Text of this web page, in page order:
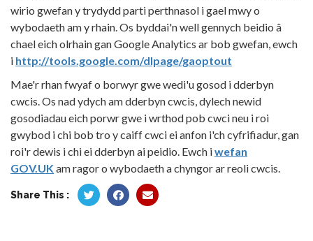
wirio gwefan y trydydd parti perthnasol i gael mwy o
wybodaeth am y rhain. Os byddai'n well gennych beidio â
chael eich olrhain gan Google Analytics ar bob gwefan, ewch
i http://tools.google.com/dlpage/gaoptout
Mae'r rhan fwyaf o borwyr gwe wedi'u gosod i dderbyn
cwcis. Os nad ydych am dderbyn cwcis, dylech newid
gosodiadau eich porwr gwe i wrthod pob cwci neu i roi
gwybod i chi bob tro y caiff cwci ei anfon i'ch cyfrifiadur, gan
roi'r dewis i chi ei dderbyn ai peidio. Ewch iwefan
GOV.UK am ragor o wybodaeth a chyngor ar reoli cwcis.
Share This :